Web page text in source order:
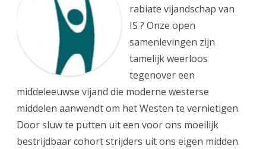
rabiate vijandschap van
IS ? Onze open
samenlevingen zijn
tamelijk weerloos
tegenover een
middeleeuwse vijand die moderne westerse
middelen aanwendt om het Westen te vernietigen.
Door sluw te putten uit een voor ons moeilijk
bestrijdbaar cohort strijders uit ons eigen midden.